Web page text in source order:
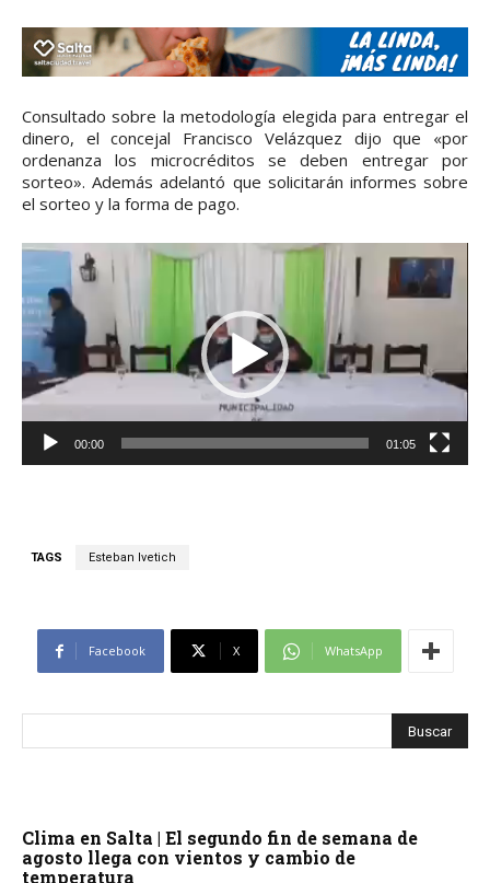
Consultado sobre la metodología elegida para entregar el
dinero, el concejal Francisco Velázquez dijo que «por
ordenanza los microcréditos se deben entregar por
sorteo». Además adelantó que solicitarán informes sobre
el sorteo y la forma de pago.
R
e
p
r
o
d
u
e
00:00 01:05
TAGS Esteban Ivetich
Facebook X WhatsApp
Clima en Salta | El segundo fin de semana de
agosto llega con vientos y cambio de
temperatura